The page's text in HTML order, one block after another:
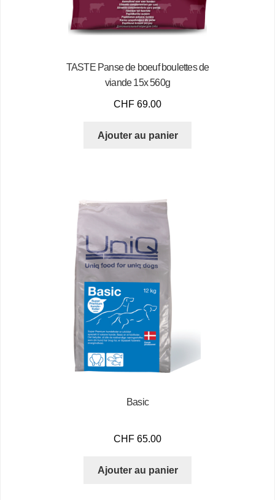
TASTE Panse de boeuf boulettes de
viande 15x 560g
CHF 69.00
Ajouter au panier
Basic
CHF 65.00
Ajouter au panier